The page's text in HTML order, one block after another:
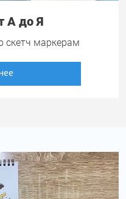
А до Я
скетч маркерам